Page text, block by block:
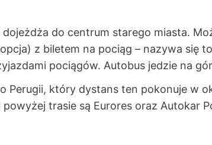
do centrum starego miasta.
z biletem na pociąg – nazywa się to
pociągów. Autobus jedzie na
który dystans ten pokonuje w
trasie są Eurores oraz Autokar